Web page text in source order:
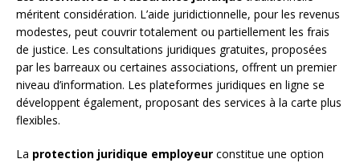
méritent considération. L’aide juridictionnelle, pour les revenus
modestes, peut couvrir totalement ou partiellement les frais
de justice. Les consultations juridiques gratuites, proposées
par les barreaux ou certaines associations, offrent un premier
niveau d’information. Les plateformes juridiques en ligne se
développent également, proposant des services à la carte plus
flexibles.
La protection juridique employeur constitue une option